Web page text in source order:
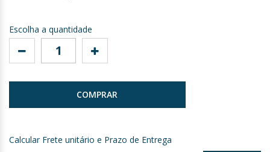
Escolha a quantidade
COMPRAR
Calcular Frete unitário e Prazo de Entrega